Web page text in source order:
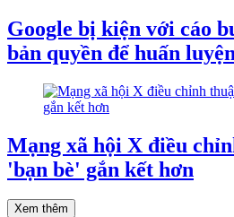
Google bị kiện với cáo
bản quyền để huấn
Mạng xã hội X điều
'bạn bè' gắn kết hơn
Xem thêm